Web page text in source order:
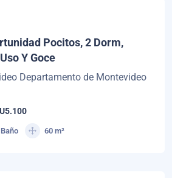
Pocitos, 2 Dorm,
Y Goce
Departamento de Montevideo
60 m²